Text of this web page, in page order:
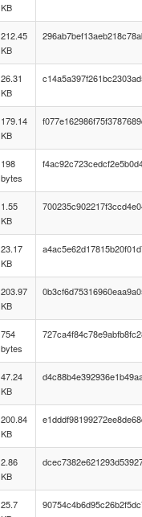
KB
212.45
KB
26.31
KB
179.14
KB
198
bytes
1.55
KB
23.17
KB
203.97
KB
754
bytes
47.24
KB
200.84
KB
2.86
KB
25.7